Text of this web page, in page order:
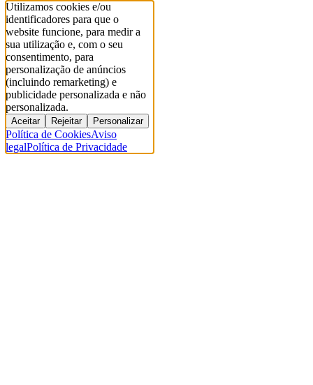
Utilizamos cookies e/ou
identificadores para que o
website funcione, para medir a
sua utilização e, com o seu
consentimento, para
personalização de anúncios
(incluindo remarketing) e
publicidade personalizada e não
personalizada.
Aceitar Rejeitar Personalizar
Política de CookiesAviso
legalPolítica de Privacidade